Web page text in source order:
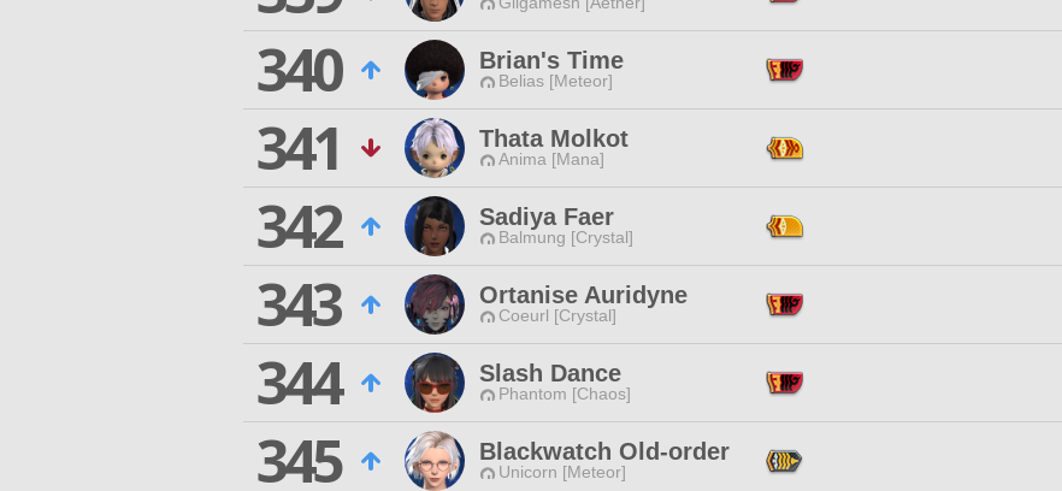
340
Brian's Time
Belias [Meteor]
341
Thata Molkot
Anima [Mana]
342
Sadiya Faer
Balmung [Crystal]
343
Ortanise Auridyne
Coeurl [Crystal]
344
Slash Dance
Phantom [Chaos]
345
Blackwatch Old-order
Unicorn [Meteor]